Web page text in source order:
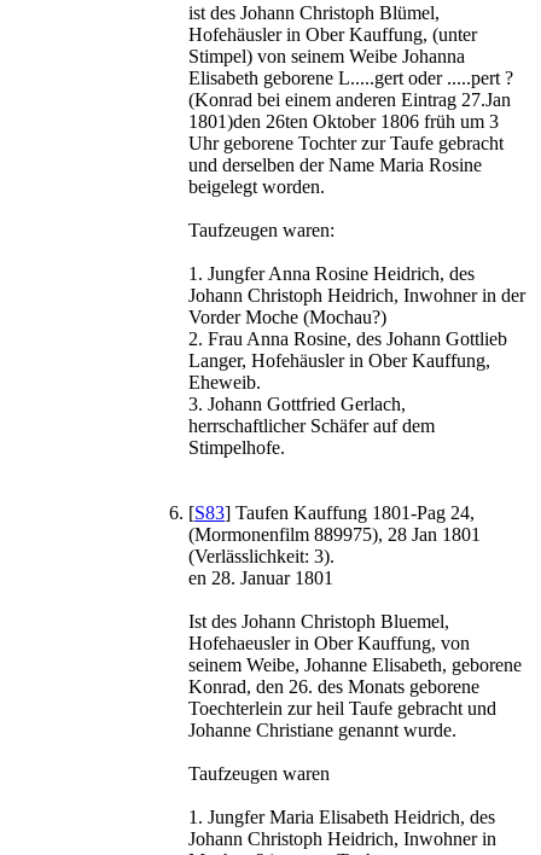
ist des Johann Christoph Blümel,
Hofehäusler in Ober Kauffung, (unter
Stimpel) von seinem Weibe Johanna
Elisabeth geborene L.....gert oder .....pert ?
(Konrad bei einem anderen Eintrag 27.Jan
1801)den 26ten Oktober 1806 früh um 3
Uhr geborene Tochter zur Taufe gebracht
und derselben der Name Maria Rosine
beigelegt worden.
Taufzeugen waren:
1. Jungfer Anna Rosine Heidrich, des
Johann Christoph Heidrich, Inwohner in der
Vorder Moche (Mochau?)
2. Frau Anna Rosine, des Johann Gottlieb
Langer, Hofehäusler in Ober Kauffung,
Eheweib.
3. Johann Gottfried Gerlach,
herrschaftlicher Schäfer auf dem
Stimpelhofe.
[S83] Taufen Kauffung 1801-Pag 24,
(Mormonenfilm 889975), 28 Jan 1801
(Verlässlichkeit: 3).
en 28. Januar 1801
Ist des Johann Christoph Bluemel,
Hofehaeusler in Ober Kauffung, von
seinem Weibe, Johanne Elisabeth, geborene
Konrad, den 26. des Monats geborene
Toechterlein zur heil Taufe gebracht und
Johanne Christiane genannt wurde.
Taufzeugen waren
1. Jungfer Maria Elisabeth Heidrich, des
Johann Christoph Heidrich, Inwohner in